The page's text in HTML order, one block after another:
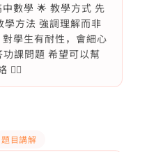
數學 🌟 教學方式 先
學方法 強調理解而非
學生有耐性，會細心
課問題 希望可以幫
🙇‍♂️
題目講解